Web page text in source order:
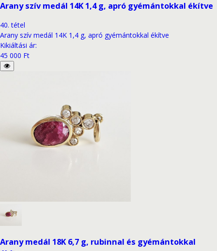
Arany szív medál 14K 1,4 g, apró gyémántokkal ékítve
40. tétel
Arany szív medál 14K 1,4 g, apró gyémántokkal ékítve
Kikiáltási ár:
45 000 Ft
Arany medál 18K 6,7 g, rubinnal és gyémántokkal